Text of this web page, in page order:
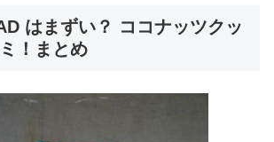
はまずい？ ココナッツクッ
！まとめ